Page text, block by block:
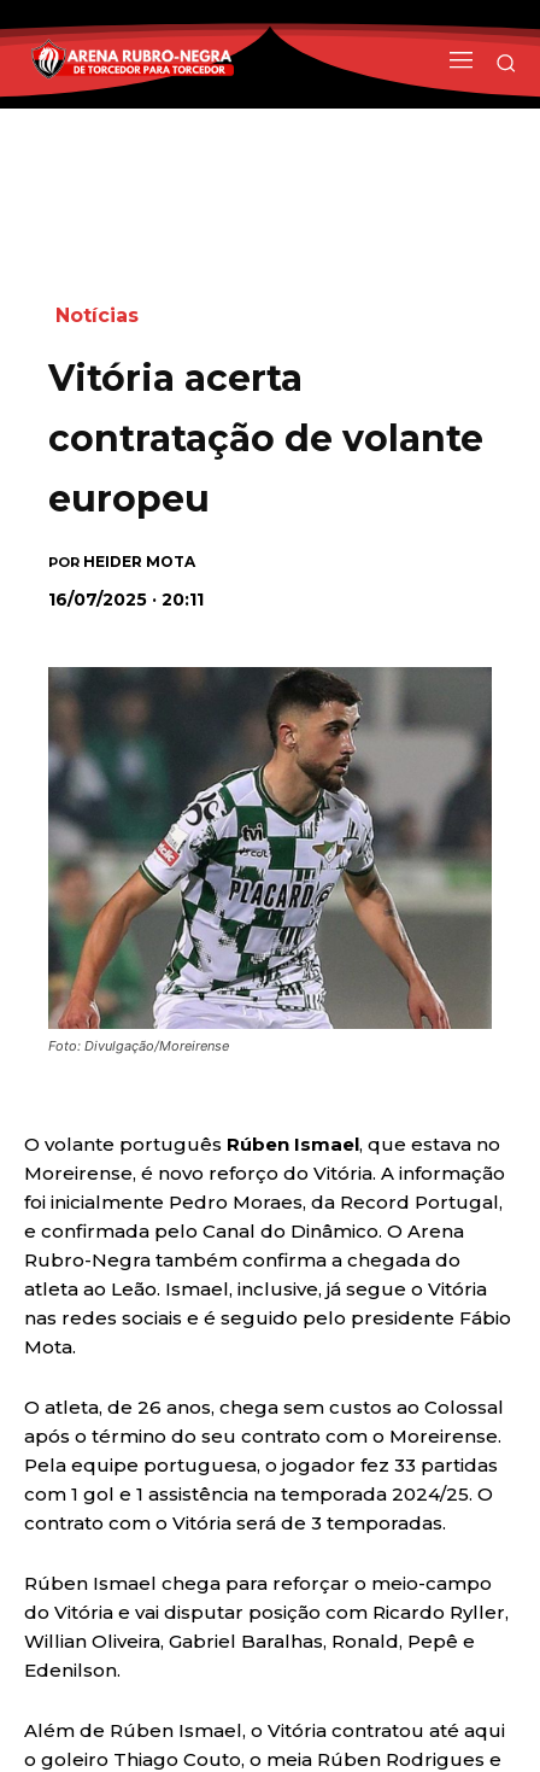
Notícias
Vitória acerta
contratação de volante
europeu
POR HEIDER MOTA
16/07/2025 · 20:11
Foto: Divulgação/Moreirense
O volante português Rúben Ismael, que estava no
Moreirense, é novo reforço do Vitória. A informação
foi inicialmente Pedro Moraes, da Record Portugal,
e confirmada pelo Canal do Dinâmico. O Arena
Rubro-Negra também confirma a chegada do
atleta ao Leão. Ismael, inclusive, já segue o Vitória
nas redes sociais e é seguido pelo presidente Fábio
Mota.
O atleta, de 26 anos, chega sem custos ao Colossal
após o término do seu contrato com o Moreirense.
Pela equipe portuguesa, o jogador fez 33 partidas
com 1 gol e 1 assistência na temporada 2024/25. O
contrato com o Vitória será de 3 temporadas.
Rúben Ismael chega para reforçar o meio-campo
do Vitória e vai disputar posição com Ricardo Ryller,
Willian Oliveira, Gabriel Baralhas, Ronald, Pepê e
Edenilson.
Além de Rúben Ismael, o Vitória contratou até aqui
o goleiro Thiago Couto, o meia Rúben Rodrigues e